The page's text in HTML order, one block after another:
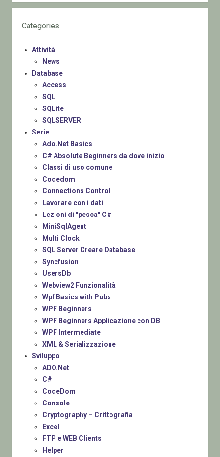
Categories
Attività
News
Database
Access
SQL
SQLite
SQLSERVER
Serie
Ado.Net Basics
C# Absolute Beginners da dove inizio
Classi di uso comune
Codedom
Connections Control
Lavorare con i dati
Lezioni di "pesca" C#
MiniSqlAgent
Multi Clock
SQL Server Creare Database
Syncfusion
UsersDb
Webview2 Funzionalità
Wpf Basics with Pubs
WPF Beginners
WPF Beginners Applicazione con DB
WPF Intermediate
XML & Serializzazione
Sviluppo
ADO.Net
C#
CodeDom
Console
Cryptography – Crittografia
Excel
FTP e WEB Clients
Helper